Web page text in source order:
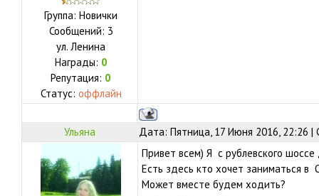
Группа: Новички
Сообщений: 3
ул. Ленина
Награды: 0
Репутация: 0
Статус: оффлайн
Ульяна Дата: Пятница, 17 Июня 2016, 22:26
Привет всем) Я с рублевского
Есть здесь кто хочет заниматься
Может вместе будем ходить?